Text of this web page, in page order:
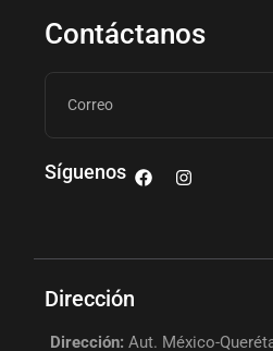
Contáctanos
Síguenos
Dirección
Dirección: Aut. México-